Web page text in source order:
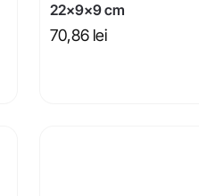
22x9x9 cm
70,86 lei